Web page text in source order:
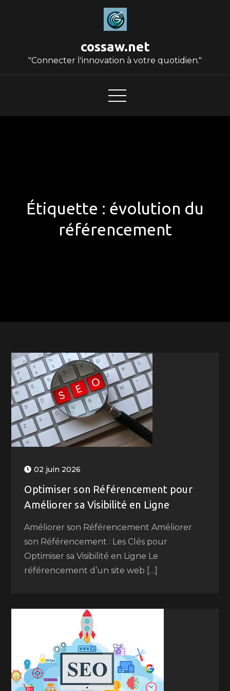
cossaw.net
"Connecter l'innovation à votre quotidien."
Étiquette : évolution du
référencement
02 juin 2026
Optimiser son Référencement pour
Améliorer sa Visibilité en Ligne
Améliorer son Référencement Améliorer
son Référencement : Les Clés pour
Optimiser sa Visibilité en Ligne Le
référencement d’un site web […]